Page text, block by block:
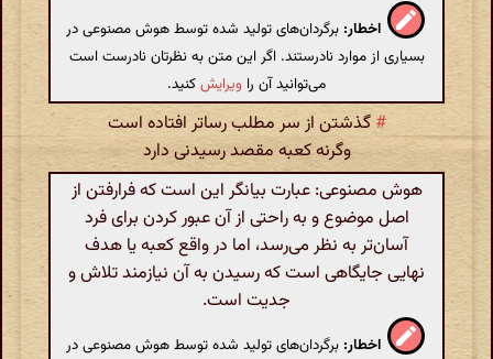
اخطار: برگردان‌های تولید شده توسط هوش مصنوعی در
بسیاری از موارد نادرستند. اگر این متن به نظرتان نادرست است
می‌توانید آن را ویرایشکنید.
# گذشتن از سر مطلب رساتر افتاده است
وگرنه کعبه مقصد رسیدنی دارد
هوش مصنوعی: عبارت بیانگر این است که فرارفتن از
اصل موضوع و به راحتی از آن عبور کردن برای فرد
آسان‌تر به نظر می‌رسد، اما در واقع کعبه یا هدف
نهایی جایگاهی است که رسیدن به آن نیازمند تلاش و
جدیت است.
اخطار: برگردان‌های تولید شده توسط هوش مصنوعی در